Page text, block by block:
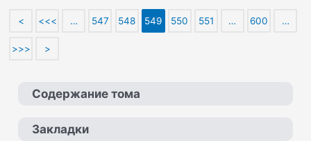
< <<< … 547 548 549 550 551 … 600 …
>>> >
Содержание тома
Закладки